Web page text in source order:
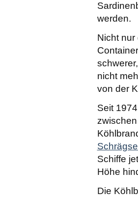
werden.
Nicht
nicht
von der
Seit
Schiffe
Höhe
Die